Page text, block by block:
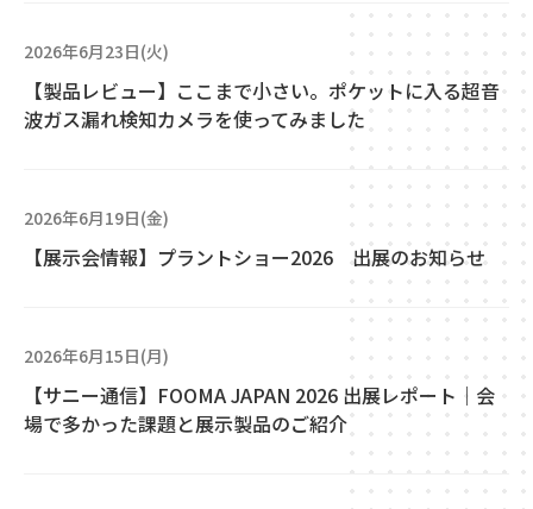
2026年6月23日(火)
【製品レビュー】ここまで小さい。ポケットに入る超音
波ガス漏れ検知カメラを使ってみました
2026年6月19日(金)
【展示会情報】プラントショー2026 出展のお知らせ
2026年6月15日(月)
【サニー通信】FOOMA JAPAN 2026 出展レポート｜会
場で多かった課題と展示製品のご紹介